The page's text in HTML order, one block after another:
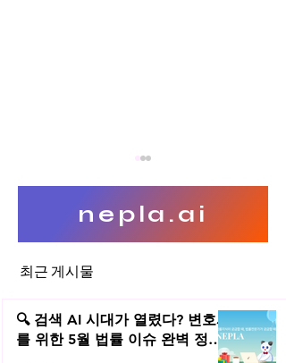
스 제작자의 권리 보호
nepla.ai
최근 게시물
🔍 검색 AI 시대가 열렸다? 변호사
를 위한 5월 법률 이슈 완벽 정리 |